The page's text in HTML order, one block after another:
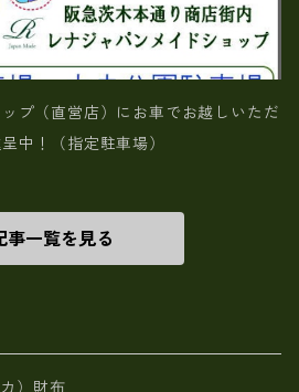
プ（直営店）にお車でお越しいただ
中！（指定駐車場）
事一覧を見る
）財布